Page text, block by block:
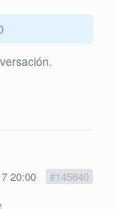
20:00 #145640